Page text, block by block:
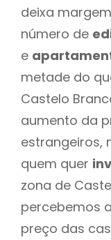
deixa
número de
e
metade do
Castelo
aumento da
estrangeiros,
quem quer
zona de
percebemos
preço das